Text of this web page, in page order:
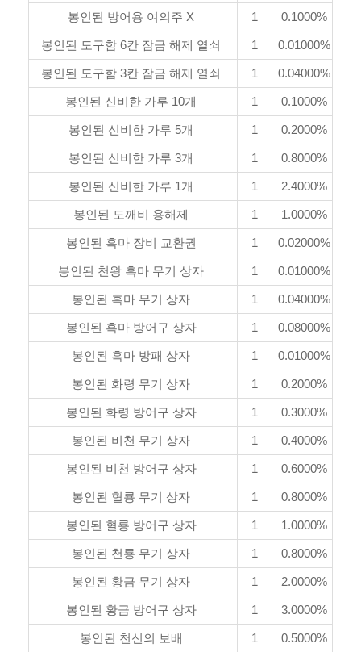
봉인된 방어용 여의주 X 1 0.1000%
봉인된 도구함 6칸 잠금 해제 열쇠 1 0.01000%
봉인된 도구함 3칸 잠금 해제 열쇠 1 0.04000%
봉인된 신비한 가루 10개 1 0.1000%
봉인된 신비한 가루 5개 1 0.2000%
봉인된 신비한 가루 3개 1 0.8000%
봉인된 신비한 가루 1개 1 2.4000%
봉인된 도깨비 용해제 1 1.0000%
봉인된 흑마 장비 교환권 1 0.02000%
봉인된 천왕 흑마 무기 상자 1 0.01000%
봉인된 흑마 무기 상자 1 0.04000%
봉인된 흑마 방어구 상자 1 0.08000%
봉인된 흑마 방패 상자 1 0.01000%
봉인된 화령 무기 상자 1 0.2000%
봉인된 화령 방어구 상자 1 0.3000%
봉인된 비천 무기 상자 1 0.4000%
봉인된 비천 방어구 상자 1 0.6000%
봉인된 혈룡 무기 상자 1 0.8000%
봉인된 혈룡 방어구 상자 1 1.0000%
봉인된 천룡 무기 상자 1 0.8000%
봉인된 황금 무기 상자 1 2.0000%
봉인된 황금 방어구 상자 1 3.0000%
봉인된 천신의 보배 1 0.5000%